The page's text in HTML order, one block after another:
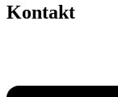
Kontakt